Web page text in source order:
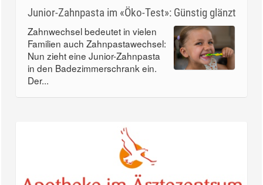
Junior-Zahnpasta im «Öko-Test»: Günstig glänzt
Zahnwechsel bedeutet in vielen
Familien auch Zahnpastawechsel:
Nun zieht eine Junior-Zahnpasta
in den Badezimmerschrank ein.
Der...